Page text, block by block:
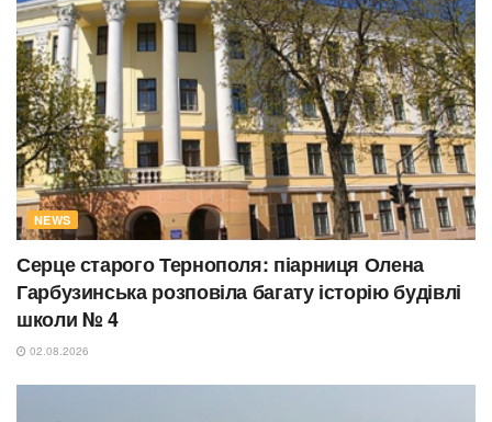
NEWS
Серце старого Тернополя: піарниця Олена
Гарбузинська розповіла багату історію будівлі
школи № 4
02.08.2026